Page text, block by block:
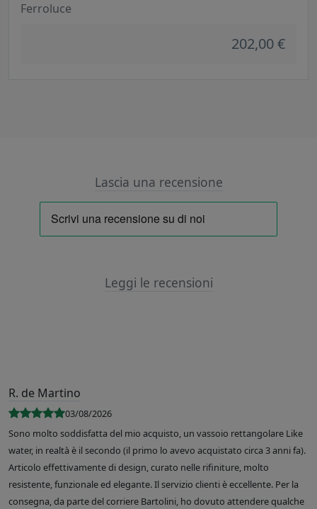
Ferroluce
202,00 €
Lascia una recensione
Leggi le recensioni
R. de Martino
03/08/2026
Sono molto soddisfatta del mio acquisto, un vassoio rettangolare Like
water, in realtà è il secondo (il primo lo avevo acquistato circa 3 anni fa).
Articolo effettivamente di design, curato nelle rifiniture, molto
resistente, funzionale ed elegante. Il servizio clienti è eccellente. Per la
consegna, da parte del corriere Bartolini, ho dovuto attendere qualche